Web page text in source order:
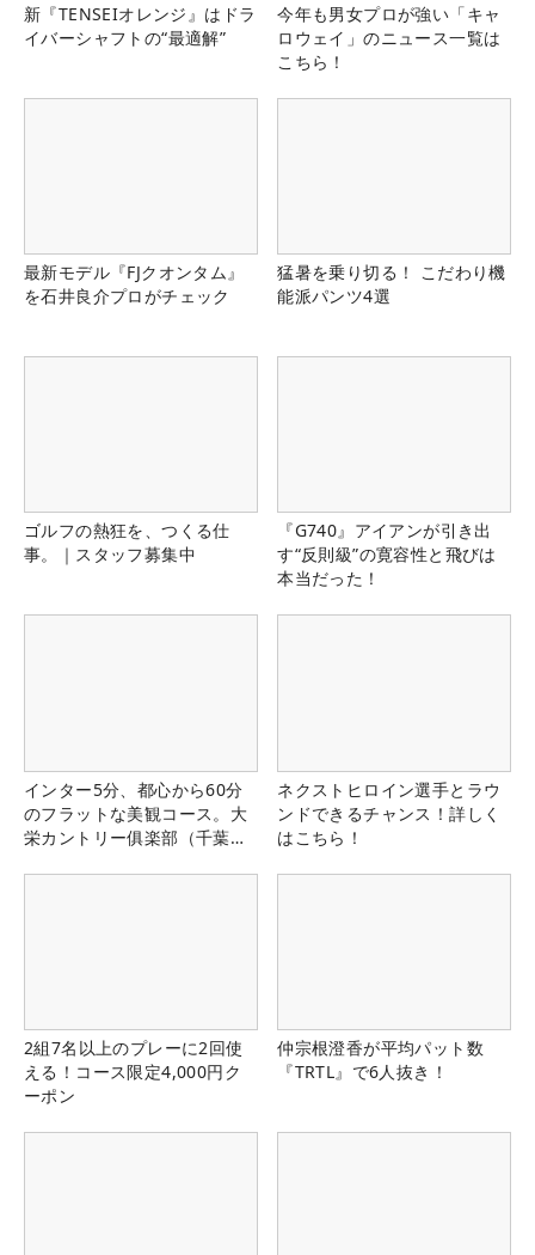
新『TENSEIオレンジ』はドラ
イバーシャフトの“最適解”
今年も男女プロが強い「キャ
ロウェイ」のニュース一覧は
こちら！
最新モデル『FJクオンタム』
を石井良介プロがチェック
猛暑を乗り切る！ こだわり機
能派パンツ4選
ゴルフの熱狂を、つくる仕
事。｜スタッフ募集中
『G740』アイアンが引き出
す“反則級”の寛容性と飛びは
本当だった！
インター5分、都心から60分
のフラットな美観コース。大
栄カントリー俱楽部（千葉
ネクストヒロイン選手とラウ
ンドできるチャンス！詳しく
はこちら！
2組7名以上のプレーに2回使
える！コース限定4,000円ク
ーポン
仲宗根澄香が平均パット数
『TRTL』で6人抜き！